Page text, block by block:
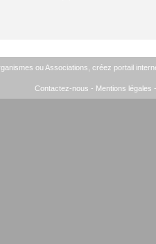
ou Associations, créez portail
Contactez-nous - Mentions légales